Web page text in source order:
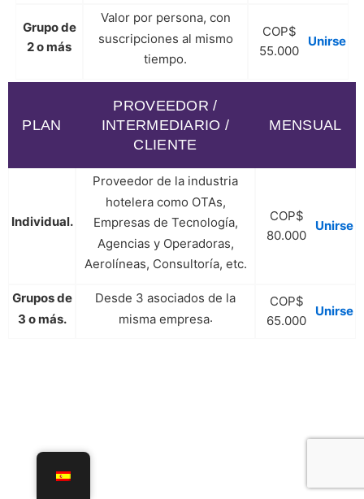
Grupo de
2 o más
Valor por persona, con
suscripciones al mismo
tiempo.
COP$
55.000
Unirse
PLAN
PROVEEDOR /
INTERMEDIARIO /
CLIENTE
MENSUAL
Individual.
Proveedor de la industria
hotelera como OTAs,
Empresas de Tecnología,
Agencias y Operadoras,
Aerolíneas, Consultoría, etc.
COP$
80.000
Unirse
Grupos de
3 o más.
Desde 3 asociados de la
misma empresa.
COP$
65.000
Unirse